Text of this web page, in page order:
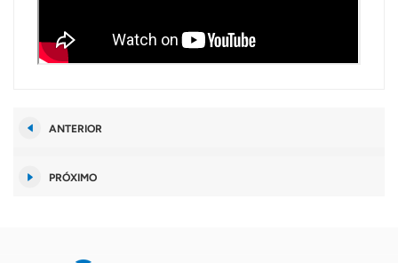
ANTERIOR
PRÓXIMO